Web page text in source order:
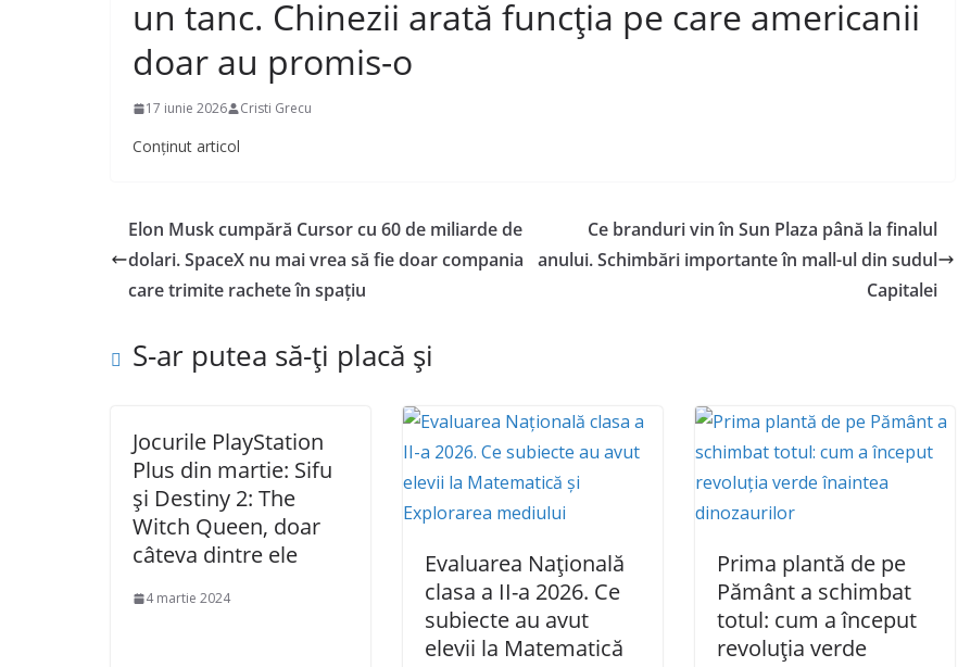
un tanc. Chinezii arată funcția pe care americanii
doar au promis-o
17 iunie 2026 Cristi Grecu
Conținut articol
Elon Musk cumpără Cursor cu 60 de miliarde de
dolari. SpaceX nu mai vrea să fie doar compania
care trimite rachete în spațiu
Ce branduri vin în Sun Plaza până la finalul
anului. Schimbări importante în mall-ul din sudul
Capitalei
S-ar putea să-ți placă și
Jocurile PlayStation
Plus din martie: Sifu
și Destiny 2: The
Witch Queen, doar
câteva dintre ele
4 martie 2024
Evaluarea Națională
clasa a II-a 2026. Ce
subiecte au avut
elevii la Matematică
Prima plantă de pe
Pământ a schimbat
totul: cum a început
revoluția verde